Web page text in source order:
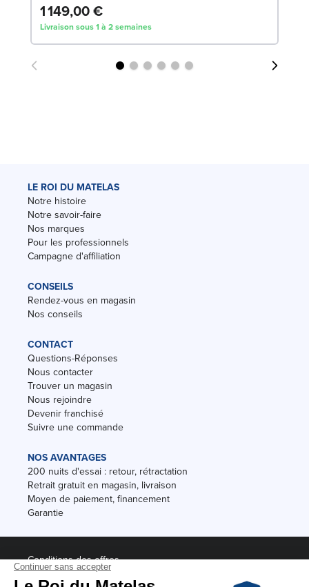
1 149,00 €
Livraison sous 1 à 2 semaines
LE ROI DU MATELAS
Notre histoire
Notre savoir-faire
Nos marques
Pour les professionnels
Campagne d'affiliation
CONSEILS
Rendez-vous en magasin
Nos conseils
CONTACT
Questions-Réponses
Nous contacter
Trouver un magasin
Nous rejoindre
Devenir franchisé
Suivre une commande
NOS AVANTAGES
200 nuits d'essai : retour, rétractation
Retrait gratuit en magasin, livraison
Moyen de paiement, financement
Garantie
Conditions des offres
Black Friday